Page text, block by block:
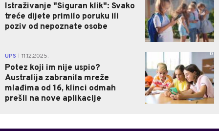
Istraživanje "Siguran klik": Svako
treće dijete primilo poruku ili
poziv od nepoznate osobe
UPS 11.12.2025.
Potez koji im nije uspio?
Australija zabranila mreže
mlađima od 16, klinci odmah
prešli na nove aplikacije
0